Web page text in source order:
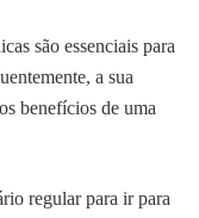
são essenciais para
a sua
benefícios de uma
regular para ir para